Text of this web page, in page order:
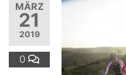
MÄRZ
21
2019
0